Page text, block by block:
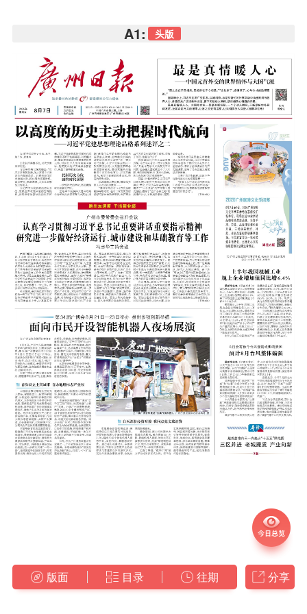
A1: 头版
版面 目录 往期 分享